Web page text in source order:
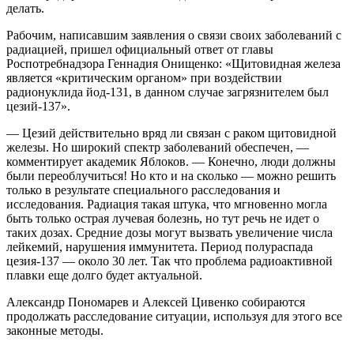
делать.
Рабочим, написавшим заявления о связи своих заболеваний с
радиацией, пришел официальный ответ от главы
Роспотребнадзора Геннадия Онищенко: «Щитовидная железа
является «критическим органом» при воздействии
радионуклида йод-131, в данном случае загрязнителем был
цезий-137».
— Цезий действительно вряд ли связан с раком щитовидной
железы. Но широкий спектр заболеваний обеспечен, —
комментирует академик Яблоков. — Конечно, люди должны
были переоблучиться! Но кто и на сколько — можно решить
только в результате специального расследования и
исследования. Радиация такая штука, что мгновенно могла
быть только острая лучевая болезнь, но тут речь не идет о
таких дозах. Средние дозы могут вызвать увеличение числа
лейкемий, нарушения иммунитета. Период полураспада
цезия-137 — около 30 лет. Так что проблема радиоактивной
плавки еще долго будет актуальной.
Александр Пономарев и Алексей Цивенко собираются
продолжать расследование ситуации, используя для этого все
законные методы.